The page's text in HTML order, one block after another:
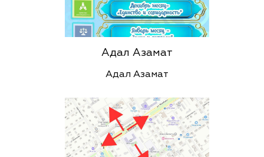
Адал Азамат
Адал Азамат